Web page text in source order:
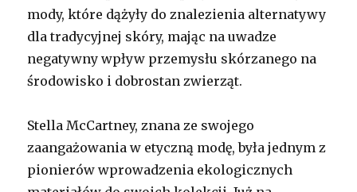
mody, które dążyły do znalezienia alternatywy
dla tradycyjnej skóry, mając na uwadze
negatywny wpływ przemysłu skórzanego na
środowisko i dobrostan zwierząt.
Stella McCartney, znana ze swojego
zaangażowania w etyczną modę, była jednym z
pionierów wprowadzenia ekologicznych